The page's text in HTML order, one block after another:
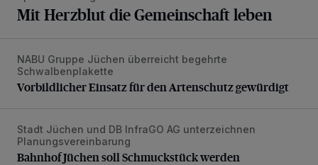
Mit Herzblut die Gemeinschaft leben
Vorbildlicher Einsatz für den Artenschutz gewürdigt
NABU Gruppe Jüchen überreicht begehrte
Schwalbenplakette
Vorbildlicher Einsatz für den Artenschutz gewürdigt
Bahnhof Jüchen soll Schmuckstück werden
Stadt Jüchen und DB InfraGO AG unterzeichnen
Planungsvereinbarung
Bahnhof Jüchen soll Schmuckstück werden